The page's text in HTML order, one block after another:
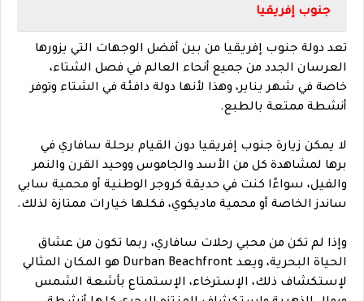
جنوب إفريقيا
تعد دولة جنوب إفريقيا من بين أفضل الوجهات التي يزورها
العرسان الجدد من جميع أنحاء العالم في فصل الشتاء،
خاصة في شهر يناير، وهذا لأنها دولة دافئة في الشتاء وتوفر
أنشطة ممتعة بالطبع.
لا يمكن زيارة جنوب إفريقيا دون القيام برحلة سافاري في
برها لمشاهدة كل من الأسد والجاموس ووحيد القرن والنمر
والفيل، سواءًا كنت في حديقة كروجر الوطنية أو محمية سابي
ساندز الخاصة أو محمية ماديكوي، فكلها خيارات ممتازة لذلك.
وإذا لم تكن من محبي رحلات سافاري، ربما تكون من عشاق
الحياة البحرية، ويعد Durban Beachfront هو المكان المثالي
لإستكشاف ذلك، الإسترخاء، الإستمتاع بأشعة الشمس